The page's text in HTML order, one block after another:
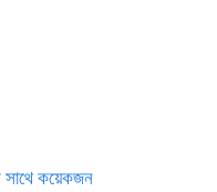
কয়েকজন